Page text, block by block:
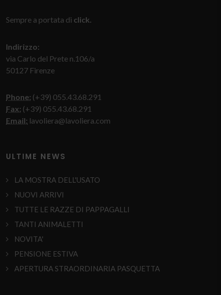
Sempre a portata di click.
Indirizzo:
via Carlo del Prete n.106/a
50127 Firenze
Phone: (+39) 055.43.68.291
Fax: (+39) 055.43.68.291
Email: lavoliera@lavoliera.com
ULTIME NEWS
LA MOSTRA DELL'USATO
NUOVI ARRIVI
TUTTE LE RAZZE DI PAPPAGALLI
TANTI ANIMALETTI
NOVITA'
PENSIONE ESTIVA
APERTURA STRAORDINARIA PASQUETTA